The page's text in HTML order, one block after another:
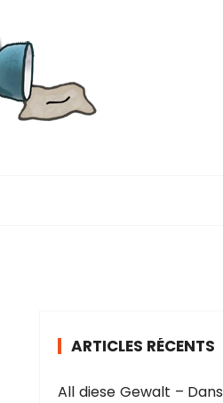
ARTICLES RÉCENTS
All diese Gewalt –